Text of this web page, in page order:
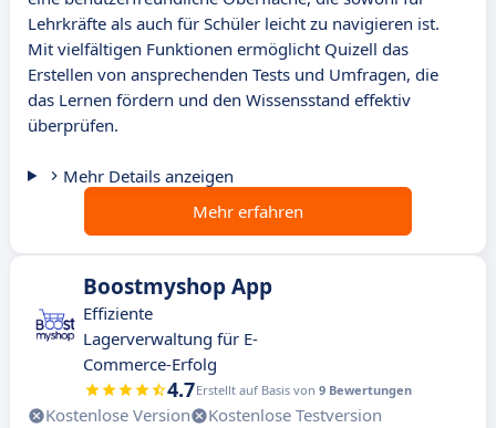
Lehrkräfte als auch für Schüler leicht zu navigieren ist.
Mit vielfältigen Funktionen ermöglicht Quizell das
Erstellen von ansprechenden Tests und Umfragen, die
das Lernen fördern und den Wissensstand effektiv
überprüfen.
Mehr Details anzeigen
Mehr erfahren
Boostmyshop App
Effiziente
Lagerverwaltung für E-
Commerce-Erfolg
4.7Erstellt auf Basis von 9 Bewertungen
Kostenlose Version
Kostenlose Testversion